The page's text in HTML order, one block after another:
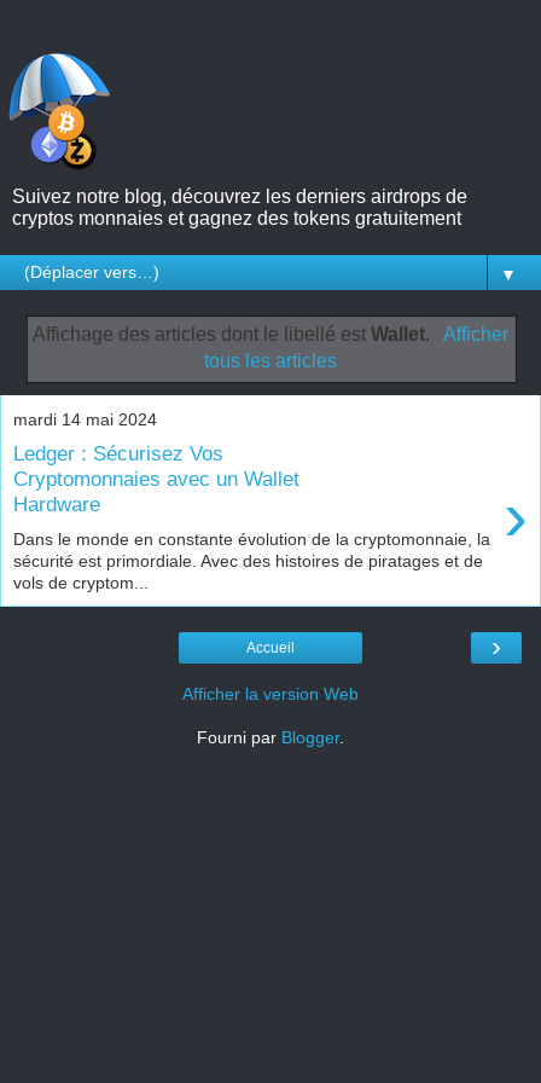
Suivez notre blog, découvrez les derniers airdrops de
cryptos monnaies et gagnez des tokens gratuitement
▼
Affichage des articles dont le libellé estWallet.
Afficher
tous les articles
mardi 14 mai 2024
Ledger : Sécurisez Vos
Cryptomonnaies avec un Wallet
Hardware
›
Dans le monde en constante évolution de la cryptomonnaie, la
sécurité est primordiale. Avec des histoires de piratages et de
vols de cryptom...
›
Accueil
Afficher la version Web
Fourni par Blogger.